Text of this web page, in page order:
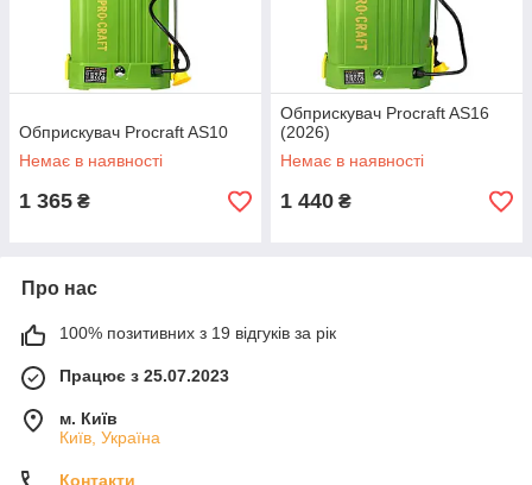
Обприскувач Procraft AS10
Немає в наявності
1 365 ₴
Обприскувач Procraft AS16
(2026)
Немає в наявності
1 440 ₴
Про нас
100% позитивних з 19 відгуків за рік
Працює з 25.07.2023
м. Київ
Київ, Україна
Контакти